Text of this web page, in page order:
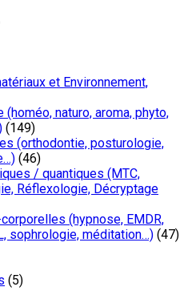
et Environnement,
naturo, aroma, phyto,
(149)
(orthodontie, posturologie,
(46)
/ quantiques (MTC,
Réflexologie, Décryptage
(hypnose, EMDR,
sophrologie, méditation…) (47)
(5)